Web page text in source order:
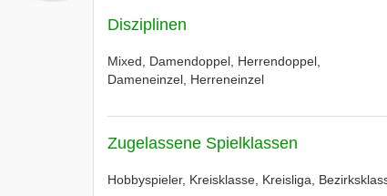
Disziplinen
Mixed, Damendoppel, Herrendoppel,
Dameneinzel, Herreneinzel
Zugelassene Spielklassen
Hobbyspieler, Kreisklasse, Kreisliga,